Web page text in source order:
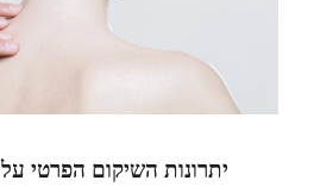
יתרונות השיקום הפרטי